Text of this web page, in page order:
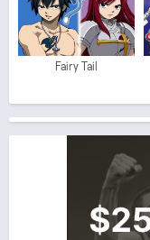
Fairy Tail